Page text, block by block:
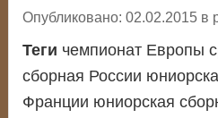
Опубликовано: 02.02.2015 в
Теги чемпионат Европы
сборная России
Франции юниорская